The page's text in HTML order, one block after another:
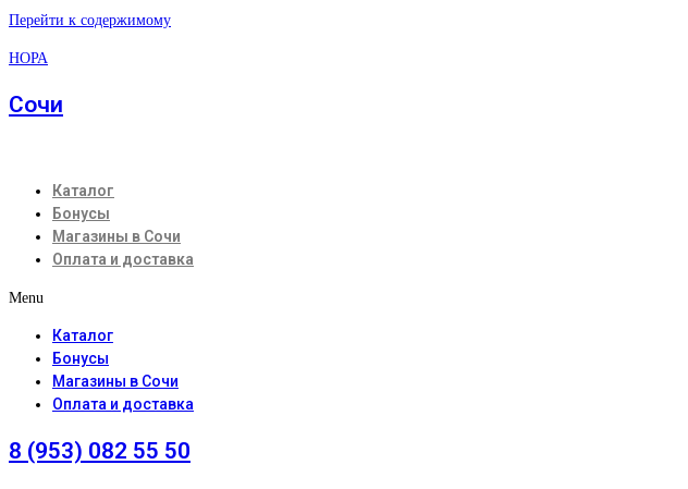
Перейти к содержимому
НОРА
Сочи
Каталог
Бонусы
Магазины в Сочи
Оплата и доставка
Menu
Каталог
Бонусы
Магазины в Сочи
Оплата и доставка
8 (953) 082 55 50